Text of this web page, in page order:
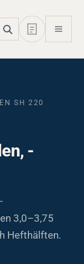
SH 220
-
3,0–3,75
Hefthälften.